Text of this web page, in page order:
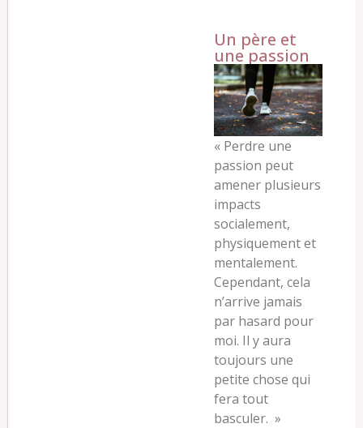
Un père et
une passion
« Perdre une
passion peut
amener plusieurs
impacts
socialement,
physiquement et
mentalement.
Cependant, cela
n’arrive jamais
par hasard pour
moi. Il y aura
toujours une
petite chose qui
fera tout
basculer. »